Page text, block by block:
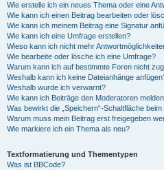
Wie erstelle ich ein neues Thema oder eine
Wie kann ich einen Beitrag bearbeiten oder
Wie kann ich meinem Beitrag eine Signatur
Wie kann ich eine Umfrage erstellen?
Wieso kann ich nicht mehr
Wie bearbeite oder lösche ich eine Umfrage?
Warum kann ich auf bestimmte Foren nicht
Weshalb kann ich keine Dateianhänge
Weshalb wurde ich verwarnt?
Wie kann ich Beiträge den Moderatoren
Was bewirkt die „Speichern“-Schaltfläche
Warum muss mein Beitrag erst freigegeben
Wie markiere ich ein Thema als neu?
Textformatierung und Thementypen
Was ist BBCode?